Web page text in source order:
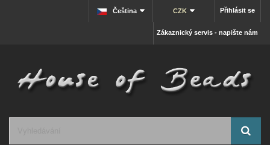
Přihlásit se
CZK
Čeština
Zákaznický servis - napište nám